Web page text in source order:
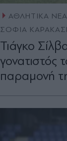
ΑΘΛΗΤΙΚΑ ΝΕΑ
ΣΟΦΙΑ
Τιάγκο
γονατιστός
παραμονή